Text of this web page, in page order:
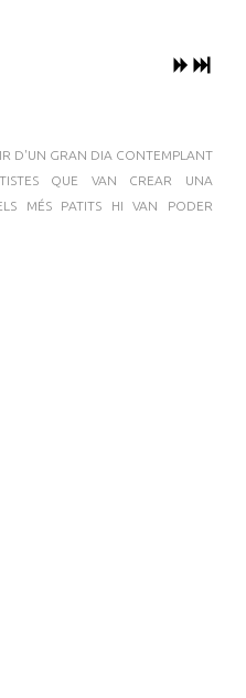
D'UN GRAN DIA CONTEMPLANT
QUE VAN CREAR UNA
MÉS PATITS HI VAN PODER